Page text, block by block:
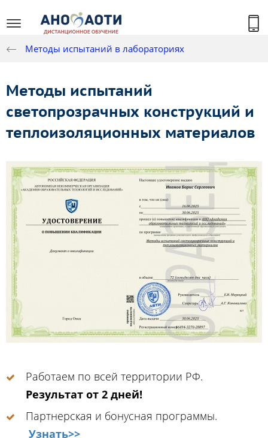
Методы испытаний в лабораториях
Методы испытаний
светопрозрачных конструкций и
теплоизоляционных материалов
Работаем по всей территории РФ.
Результат от 2 дней!
Партнерская и бонусная программы.
Узнать>>